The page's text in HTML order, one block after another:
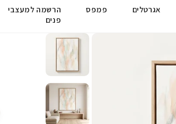
אגרטלים פמפס
הרשמה למעצבי
פנים